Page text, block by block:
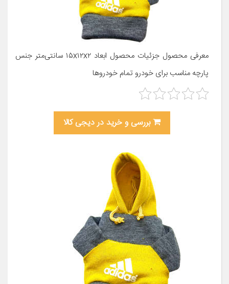
معرفی محصول جزئیات محصول ابعاد ۱۵x۱۲x۲ سانتی‌متر جنس
پارچه مناسب برای خودرو تمام خودروها
بررسی و خرید در دیجی کالا